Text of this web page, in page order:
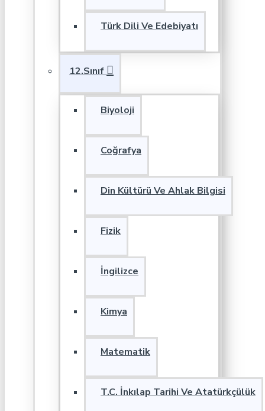
Türk Dili Ve Edebiyatı
12.Sınıf
Biyoloji
Coğrafya
Din Kültürü Ve Ahlak Bilgisi
Fizik
İngilizce
Kimya
Matematik
T.C. İnkılap Tarihi Ve Atatürkçülük